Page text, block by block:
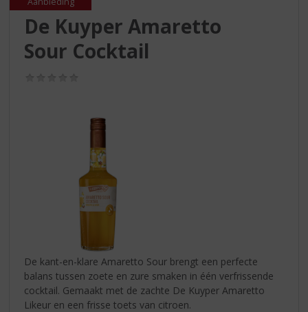
De Kuyper Amaretto
Sour Cocktail
De kant-en-klare Amaretto Sour brengt een perfecte
balans tussen zoete en zure smaken in één verfrissende
cocktail. Gemaakt met de zachte De Kuyper Amaretto
Likeur en een frisse toets van citroen.